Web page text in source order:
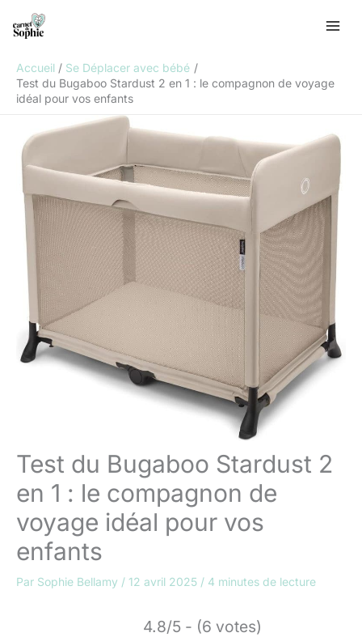
Accueil
Se Déplacer avec bébé
Test du Bugaboo Stardust 2 en 1 : le compagnon de voyage
idéal pour vos enfants
Test du Bugaboo Stardust 2
en 1 : le compagnon de
voyage idéal pour vos
enfants
Par Sophie Bellamy / 12 avril 2025 / 4 minutes de lecture
4.8/5 - (6 votes)
e
h
e